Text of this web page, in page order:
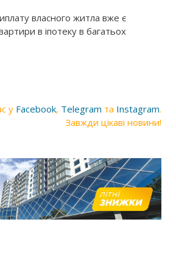
власного житла вже є
в іпотеку в багатьох
у Facebook, Telegram та Instagram.
Завжди цікаві новини!